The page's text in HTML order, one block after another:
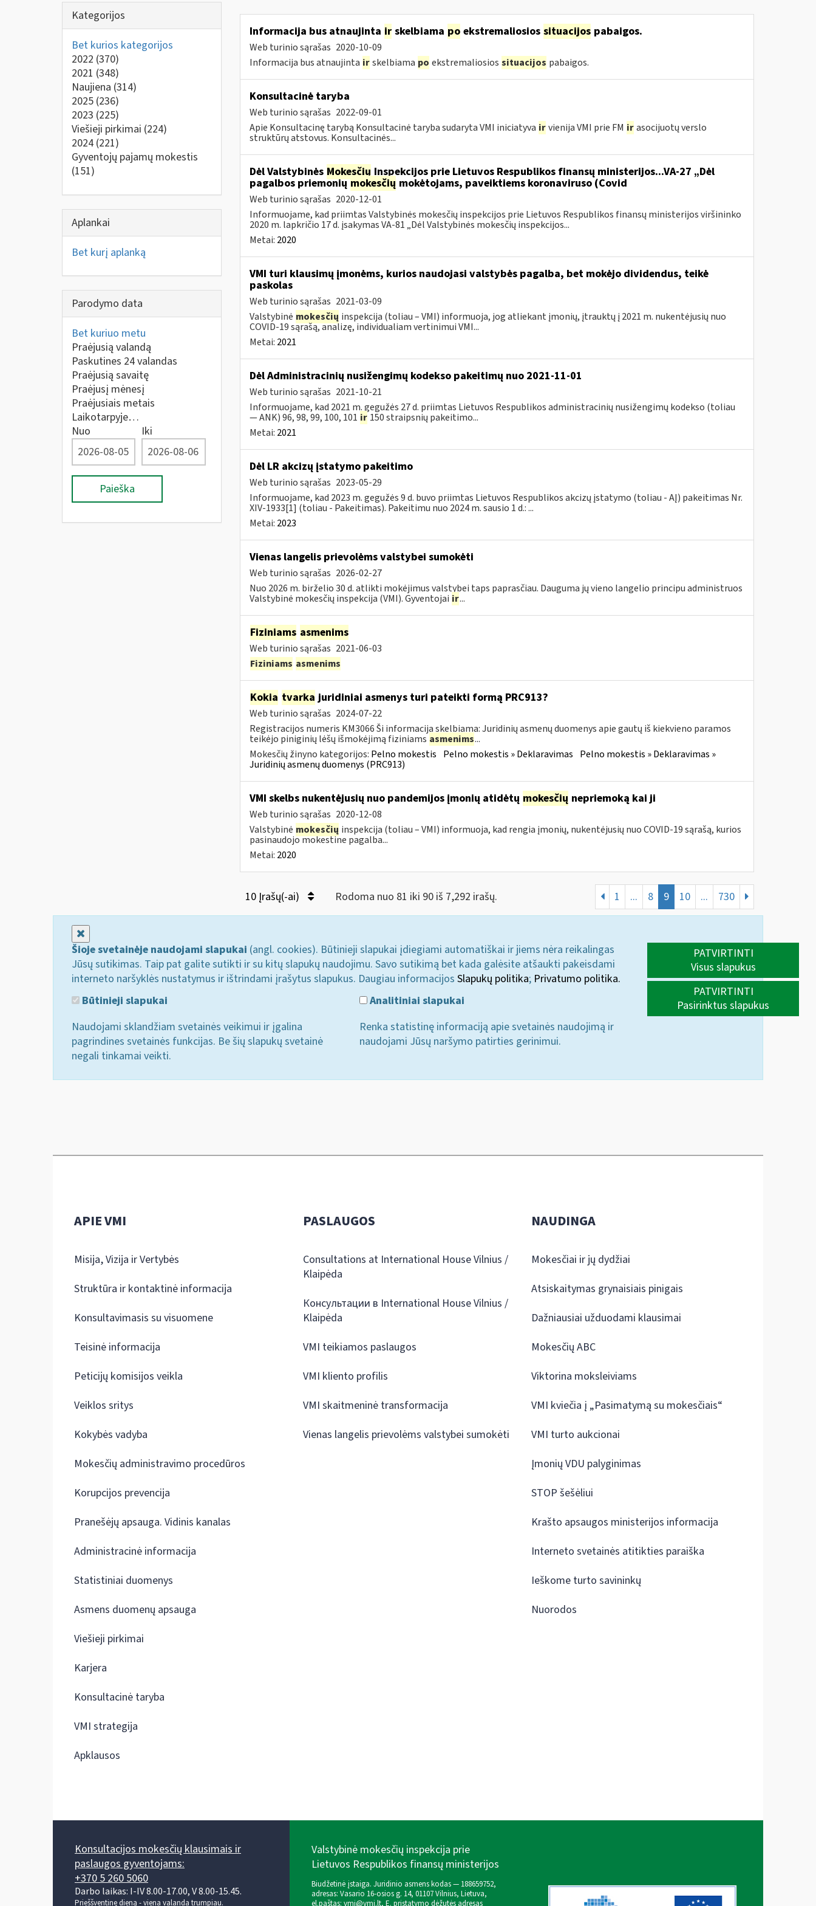
Kategorijos
Bet kurios kategorijos
2022 (370)
2021 (348)
Naujiena (314)
2025 (236)
2023 (225)
Viešieji pirkimai (224)
2024 (221)
Gyventojų pajamų mokestis
(151)
Aplankai
Bet kurį aplanką
Parodymo data
Bet kuriuo metu
Praėjusią valandą
Paskutines 24 valandas
Praėjusią savaitę
Praėjusį mėnesį
Praėjusiais metais
Laikotarpyje…
Nuo
Iki
Paieška
Informacija bus atnaujinta irskelbiama po ekstremaliosios situacijos pabaigos.
Web turinio sąrašas 2020-10-09
Informacija bus atnaujinta ir skelbiama po ekstremaliosios situacijos pabaigos.
Konsultacinė taryba
Web turinio sąrašas 2022-09-01
Apie Konsultacinę tarybą Konsultacinė taryba sudaryta VMI iniciatyva ir vienija VMI prie FM ir asocijuotų verslo
struktūrų atstovus. Konsultacinės...
Dėl Valstybinės MokesčiųInspekcijos prie Lietuvos Respublikos finansų ministerijos...VA-27 „Dėl
pagalbos priemoniųmokesčių mokėtojams, paveiktiems koronaviruso (Covid
Web turinio sąrašas 2020-12-01
Informuojame, kad priimtas Valstybinės mokesčių inspekcijos prie Lietuvos Respublikos finansų ministerijos viršininko
2020 m. lapkričio 17 d. įsakymas VA-81 „Dėl Valstybinės mokesčių inspekcijos...
Metai: 2020
VMI turi klausimų įmonėms, kurios naudojasi valstybės pagalba, bet mokėjo dividendus, teikė
paskolas
Web turinio sąrašas 2021-03-09
Valstybinė mokesčių inspekcija (toliau – VMI) informuoja, jog atliekant įmonių, įtrauktų į 2021 m. nukentėjusių nuo
COVID-19 sąrašą, analizę, individualiam vertinimui VMI...
Metai: 2021
Dėl Administracinių nusižengimų kodekso pakeitimų nuo 2021-11-01
Web turinio sąrašas 2021-10-21
Informuojame, kad 2021 m. gegužės 27 d. priimtas Lietuvos Respublikos administracinių nusižengimų kodekso (toliau
— ANK) 96, 98, 99, 100, 101 ir 150 straipsnių pakeitimo...
Metai: 2021
Dėl LR akcizų įstatymo pakeitimo
Web turinio sąrašas 2023-05-29
Informuojame, kad 2023 m. gegužės 9 d. buvo priimtas Lietuvos Respublikos akcizų įstatymo (toliau - AĮ) pakeitimas Nr.
XIV-1933[1] (toliau - Pakeitimas). Pakeitimu nuo 2024 m. sausio 1 d.: ...
Metai: 2023
Vienas langelis prievolėms valstybei sumokėti
Web turinio sąrašas 2026-02-27
Nuo 2026 m. birželio 30 d. atlikti mokėjimus valstybei taps paprasčiau. Dauguma jų vieno langelio principu administruos
Valstybinė mokesčių inspekcija (VMI). Gyventojai ir...
Fiziniams asmenims
Web turinio sąrašas 2021-06-03
Fiziniams asmenims
Kokia tvarka juridiniai asmenys turi pateikti formą PRC913?
Web turinio sąrašas 2024-07-22
Registracijos numeris KM3066 Ši informacija skelbiama: Juridinių asmenų duomenys apie gautų iš kiekvieno paramos
teikėjo piniginių lėšų išmokėjimą fiziniams asmenims...
Mokesčių žinyno kategorijos: Pelno mokestis Pelno mokestis » Deklaravimas Pelno mokestis » Deklaravimas »
Juridinių asmenų duomenys (PRC913)
VMI skelbs nukentėjusių nuo pandemijos įmonių atidėtų mokesčių nepriemoką kai ji
Web turinio sąrašas 2020-12-08
Valstybinė mokesčių inspekcija (toliau – VMI) informuoja, kad rengia įmonių, nukentėjusių nuo COVID-19 sąrašą, kurios
pasinaudojo mokestine pagalba...
Metai: 2020
10 Įrašų(-ai) Rodoma nuo 81 iki 90 iš 7,292 irašų. 1 ... 8 9 10 ... 730
Šioje svetainėje naudojami slapukai (angl. cookies). Būtinieji slapukai įdiegiami automatiškai ir jiems nėra reikalingas
Jūsų sutikimas. Taip pat galite sutikti ir su kitų slapukų naudojimu. Savo sutikimą bet kada galėsite atšaukti pakeisdami
interneto naršyklės nustatymus ir ištrindami įrašytus slapukus. Daugiau informacijos Slapukų politika; Privatumo politika.
Būtinieji slapukai
Naudojami sklandžiam svetainės veikimui ir įgalina
pagrindines svetainės funkcijas. Be šių slapukų svetainė
negali tinkamai veikti.
Analitiniai slapukai
Renka statistinę informaciją apie svetainės naudojimą ir
naudojami Jūsų naršymo patirties gerinimui.
PATVIRTINTI
Visus slapukus
PATVIRTINTI
Pasirinktus slapukus
APIE VMI
Misija, Vizija ir Vertybės
Struktūra ir kontaktinė informacija
Konsultavimasis su visuomene
Teisinė informacija
Peticijų komisijos veikla
Veiklos sritys
Kokybės vadyba
Mokesčių administravimo procedūros
Korupcijos prevencija
Pranešėjų apsauga. Vidinis kanalas
Administracinė informacija
Statistiniai duomenys
Asmens duomenų apsauga
Viešieji pirkimai
Karjera
Konsultacinė taryba
VMI strategija
Apklausos
PASLAUGOS
Consultations at International House Vilnius /
Klaipėda
Консультации в International House Vilnius /
Klaipėda
VMI teikiamos paslaugos
VMI kliento profilis
VMI skaitmeninė transformacija
Vienas langelis prievolėms valstybei sumokėti
NAUDINGA
Mokesčiai ir jų dydžiai
Atsiskaitymas grynaisiais pinigais
Dažniausiai užduodami klausimai
Mokesčių ABC
Viktorina moksleiviams
VMI kviečia į „Pasimatymą su mokesčiais“
VMI turto aukcionai
Įmonių VDU palyginimas
STOP šešėliui
Krašto apsaugos ministerijos informacija
Interneto svetainės atitikties paraiška
Ieškome turto savininkų
Nuorodos
Konsultacijos mokesčių klausimais ir
paslaugos gyventojams:
+370 5 260 5060
Darbo laikas: I-IV 8.00-17.00, V 8.00-15.45.
Prieššventinę dieną - viena valanda trumpiau.
Valstybinė mokesčių inspekcija prie
Lietuvos Respublikos finansų ministerijos
Biudžetinė įstaiga. Juridinio asmens kodas — 188659752,
adresas: Vasario 16-osios g. 14, 01107 Vilnius, Lietuva,
el.paštas: vmi@vmi.lt, E. pristatymo dėžutės adresas